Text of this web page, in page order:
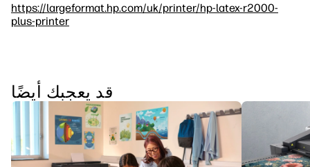
https://largeformat.hp.com/uk/printer/hp-latex-r2000-
plus-printer
قد يعجبك أيضًا